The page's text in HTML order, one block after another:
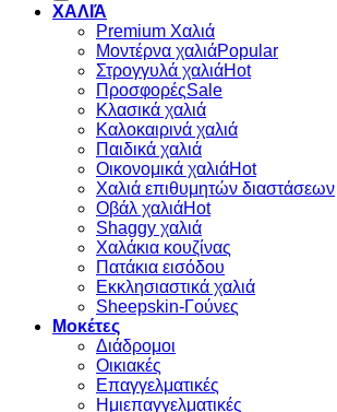
ΧΑΛΙΆ
Premium Χαλιά
Μοντέρνα χαλιά
Στρογγυλά χαλιά
Προσφορές
Κλασικά χαλιά
Καλοκαιρινά χαλιά
Παιδικά χαλιά
Οικονομικά χαλιά
Χαλιά επιθυμητών διαστάσεων
Οβάλ χαλιά
Shaggy χαλιά
Χαλάκια κουζίνας
Πατάκια εισόδου
Εκκλησιαστικά χαλιά
Sheepskin-Γούνες
Μοκέτες
Διάδρομοι
Οικιακές
Επαγγελματικές
Ημιεπαγγελματικές